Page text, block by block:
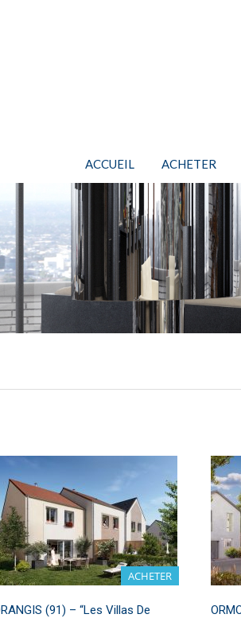
ACCUEIL ACHETER
ACHETER
(91) – “Les Villas De